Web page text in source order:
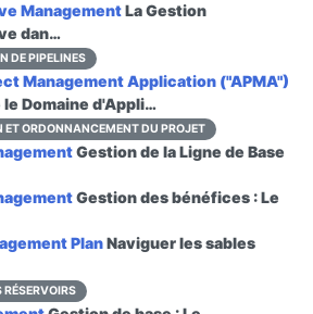
ManagementLa Gestion
dan…
DE PIPELINES
Management Application ("APMA")
Domaine d'Appli…
ET ORDONNANCEMENT DU PROJET
Gestion de la Ligne de Base
Gestion des bénéfices : Le
PlanNaviguer les sables
RÉSERVOIRS